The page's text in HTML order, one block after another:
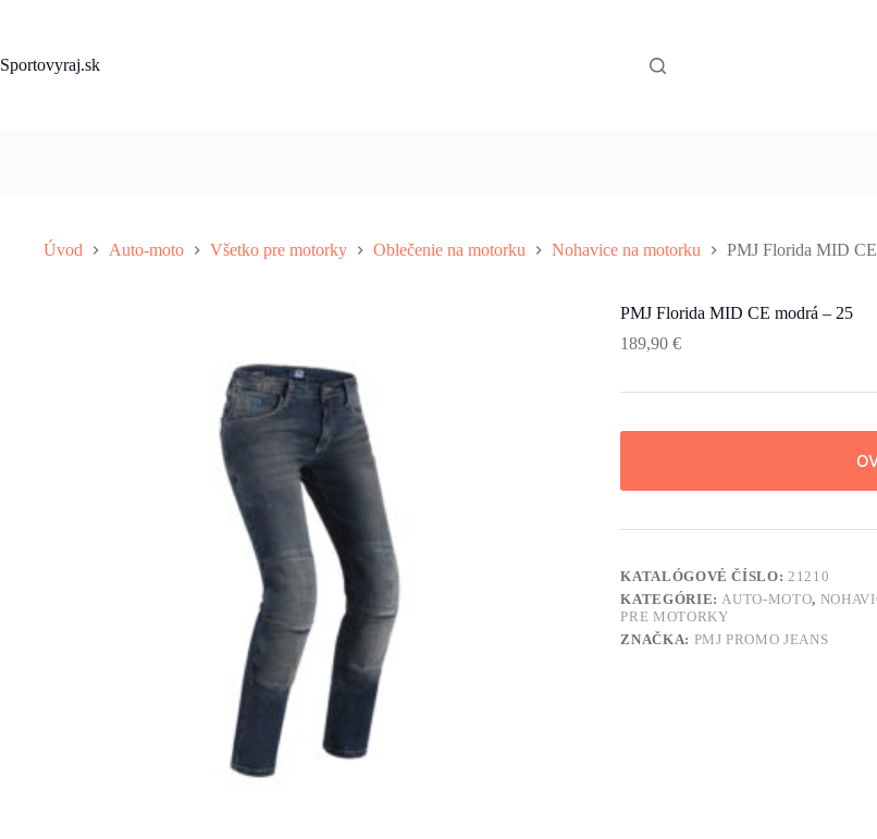
Sportovyraj.sk
Úvod Auto-moto Všetko pre motorky Oblečenie na motorku Nohavice na motorku PMJ Florida MID
PMJ Florida MID CE modrá – 25
189,90€
KATALÓGOVÉ ČÍSLO:21210
KATEGÓRIE:AUTO-MOTO,
PRE MOTORKY
ZNAČKA: PMJ PROMO JEANS